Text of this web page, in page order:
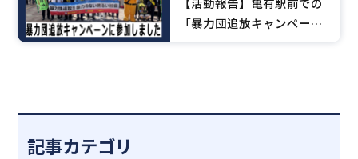
「暴力団追放キャンペー
記事カテゴリ